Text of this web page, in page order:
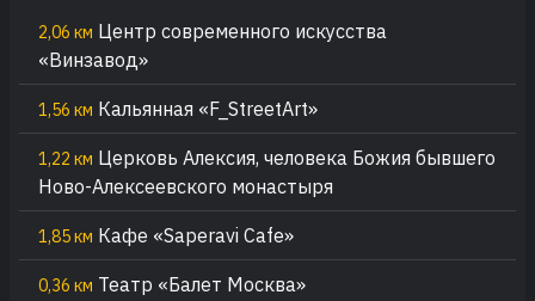
2,06 км Центр современного искусства
«Винзавод»
1,56 км Кальянная «F_StreetArt»
1,22 км Церковь Алексия, человека Божия бывшего
Ново-Алексеевского монастыря
1,85 км Кафе «Saperavi Cafe»
0,36 км Театр «Балет Москва»